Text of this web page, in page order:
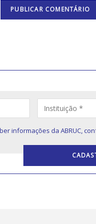
informações da ABRUC,